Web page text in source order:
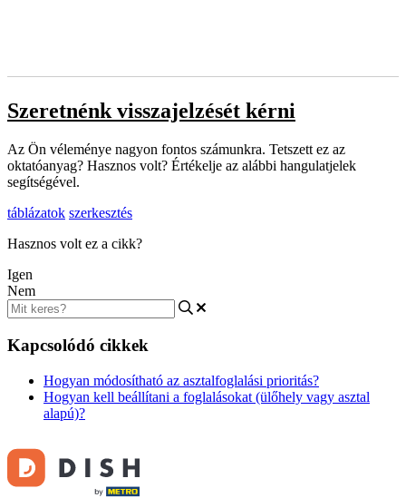
Szeretnénk visszajelzését kérni
Az Ön véleménye nagyon fontos számunkra. Tetszett ez az
oktatóanyag? Hasznos volt? Értékelje az alábbi hangulatjelek
segítségével.
táblázatok szerkesztés
Hasznos volt ez a cikk?
Igen
Nem
Kapcsolódó cikkek
Hogyan módosítható az asztalfoglalási prioritás?
Hogyan kell beállítani a foglalásokat (ülőhely vagy asztal
alapú)?